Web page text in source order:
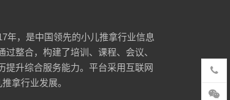
年，是中国领先的小儿推拿行业信息
过整合，构建了培训、课程、会议、
提升综合服务能力。平台采用互联网
拿行业发展。